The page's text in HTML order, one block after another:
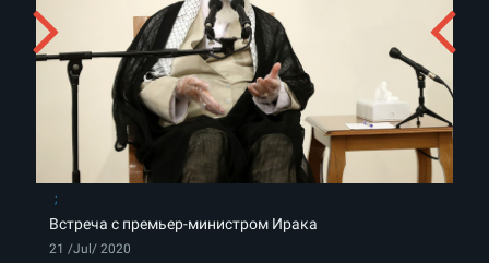
Встреча с премьер-министром Ирака
21 /Jul/ 2020